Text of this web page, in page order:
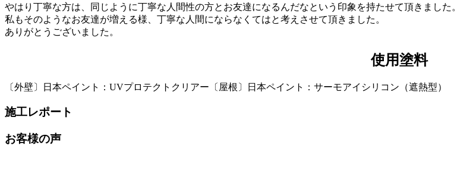
やはり丁寧な方は、同じように丁寧な人間性の方とお友達になるんだなという印象を持たせて頂きました。
私もそのようなお友達が増える様、丁寧な人間にならなくてはと考えさせて頂きました。
ありがとうございました。
使用塗料
〔外壁〕日本ペイント：UVプロテクトクリアー〔屋根〕日本ペイント：サーモアイシリコン（遮熱型）
施工レポート
お客様の声